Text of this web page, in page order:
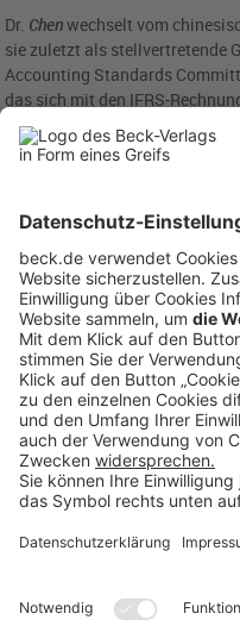
Dr. Chenwechselt vom
sie zuletzt als stellvertretende
Accounting Standards
das sich mit den IFRS-
Empfehlungen vorschlägt.
auf der Internetseite der
dass die Treuhänder der
sowohl des IASB als auch
International Sustainability
schrittweise von jeweils 14
Rubriken
Menü
Anzeigen